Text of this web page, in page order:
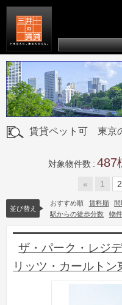
賃貸ペット可 東京
対象物件数 487
« 1 2
並び替え
おすすめ順 賃料順
駅からの徒歩分数
物
ザ・パーク・レジ
リッツ・カールトン